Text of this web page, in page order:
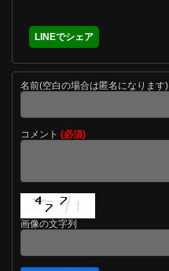
LINEでシェア
名前(空白の場合は匿名になります)
コメント (必須)
画像の文字列